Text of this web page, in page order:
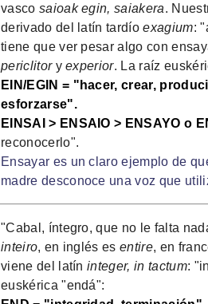
vasco saioak egin, saiakera.
derivado del latín tardíoexagium:
tiene que ver pesar algo con
periclitoryexperior. La raíz
EIN/EGIN = "hacer, crear,
esforzarse".
EINSAI > ENSAIO > ENSAYO o
reconocerlo".
Ensayar es un claro ejemplo de
madre desconoce una voz que
"Cabal, íntegro, que no le falta
inteiro, en inglés esentire, en
viene del latíninteger, in tactum:
euskérica "endá":